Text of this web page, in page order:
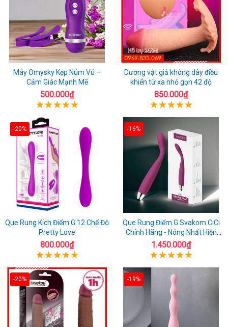
Máy Omysky Kẹp Núm Vú –
Cảm Giác Mạnh Mẽ
500.000₫
Dương vật giả không dây điều
khiển từ xa nhỏ gọn 42 độ
850.000₫
-20%
Que Rung Kích Điểm G 12 Chế Độ
Pretty Love
800.000₫
-16%
Que Rung Điểm G Svakom CiCi
Chính Hãng - Nóng Nhất Hiện
Nay
1.450.000₫
-20% -19%